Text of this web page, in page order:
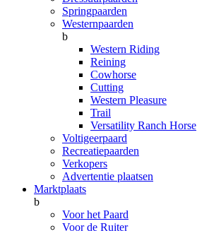
Springpaarden
Westernpaarden
b
Western Riding
Reining
Cowhorse
Cutting
Western Pleasure
Trail
Versatility Ranch Horse
Voltigeerpaard
Recreatiepaarden
Verkopers
Advertentie plaatsen
Marktplaats
b
Voor het Paard
Voor de Ruiter